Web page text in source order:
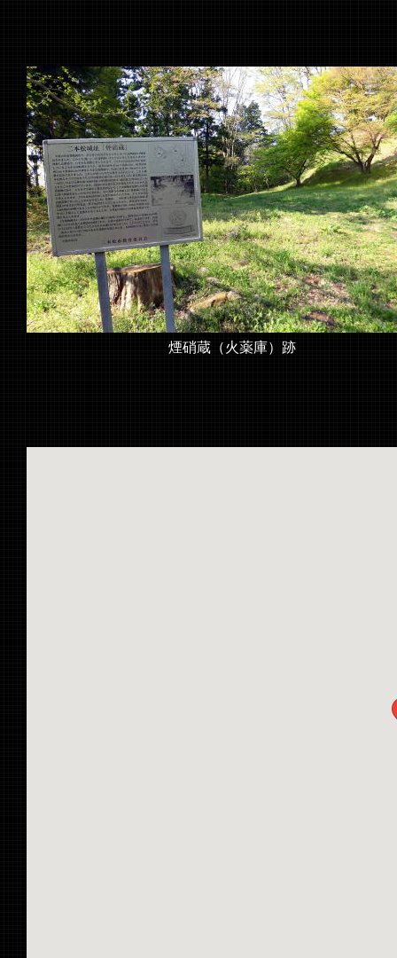
煙硝蔵（火薬庫）跡